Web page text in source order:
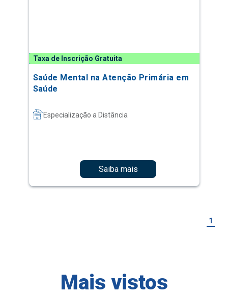
Taxa de Inscrição Gratuita
Saúde Mental na Atenção Primária em
Saúde
Especialização a Distância
Saiba mais
1
Mais vistos